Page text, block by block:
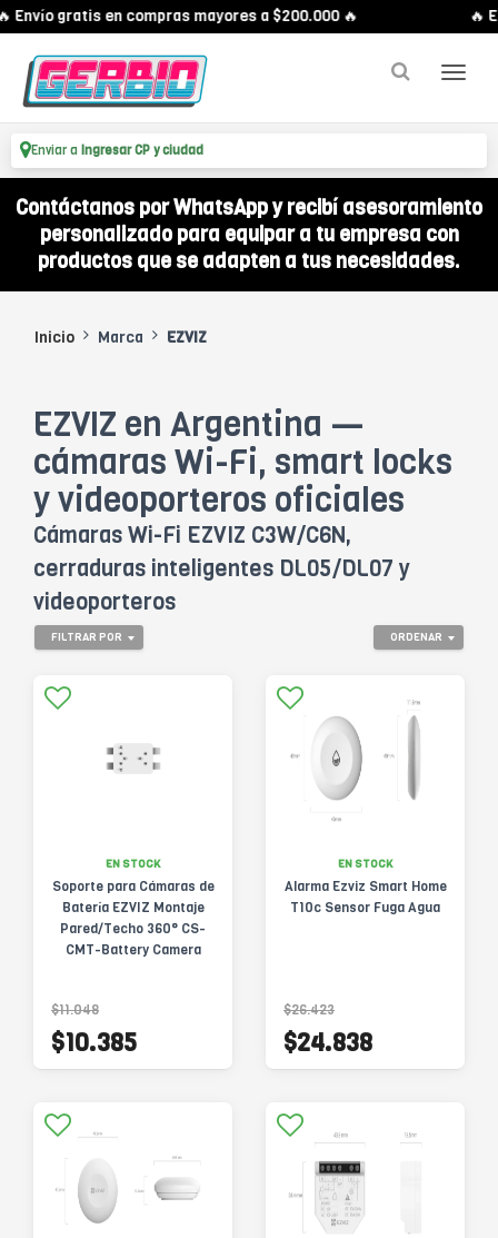
gratis en compras mayores a $200.000 🔥 🔥
Enviar a Ingresar CP y ciudad
Contáctanos por WhatsApp y recibí asesoramiento
personalizado para equipar a tu empresa con
productos que se adapten a tus necesidades.
Inicio Marca EZVIZ
EZVIZ en Argentina —
cámaras Wi-Fi, smart locks
y videoporteros oficiales
Cámaras Wi-Fi EZVIZ C3W/C6N,
cerraduras inteligentes DL05/DL07 y
videoporteros
ORDENAR
FILTRAR POR
EN STOCK
Soporte para Cámaras de
Batería EZVIZ Montaje
Pared/Techo 360° CS-
CMT-Battery Camera
$11.048
$10.385
EN STOCK
Alarma Ezviz Smart Home
T10c Sensor Fuga Agua
$26.423
$24.838